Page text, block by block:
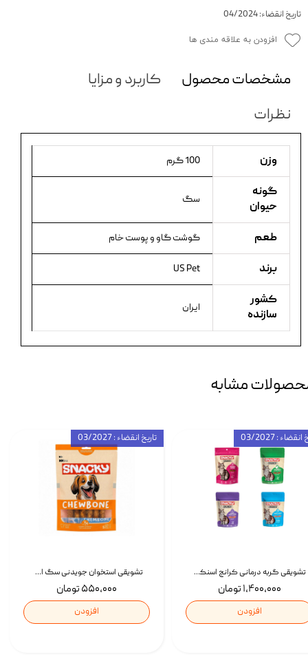
تاریخ انقضاء: 04/2024
افزودن به علاقه مندی ها
مشخصات محصول
کاربرد و مزایا
نظرات
وزن 100 گرم
گونه
حیوان
سگ
طعم گوشت گاو و پوست خام
برند US Pet
کشور
سازنده
ایران
مشابه
تشویقی استخوان جویدنی سگ اسنکی کرانچی با طعم مرغ Snacky Crunchy Munchy وزن 100 گرم
۵۵۰,۰۰۰ تومان
افزودن
تاریخ انقضاء : 03/2027
تشویقی گربه درمانی کرانچ اسنکی با طعم میکس Snacky Crunch Cat Treats وزن 60 گرم بسته 4 عددی
۱,۴۰۰,۰۰۰ تومان
افزودن
: 03/2027